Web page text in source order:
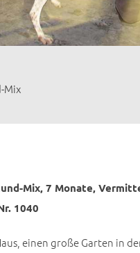
Mix
Mix, 7 Monate,
1040
einen große Garten in